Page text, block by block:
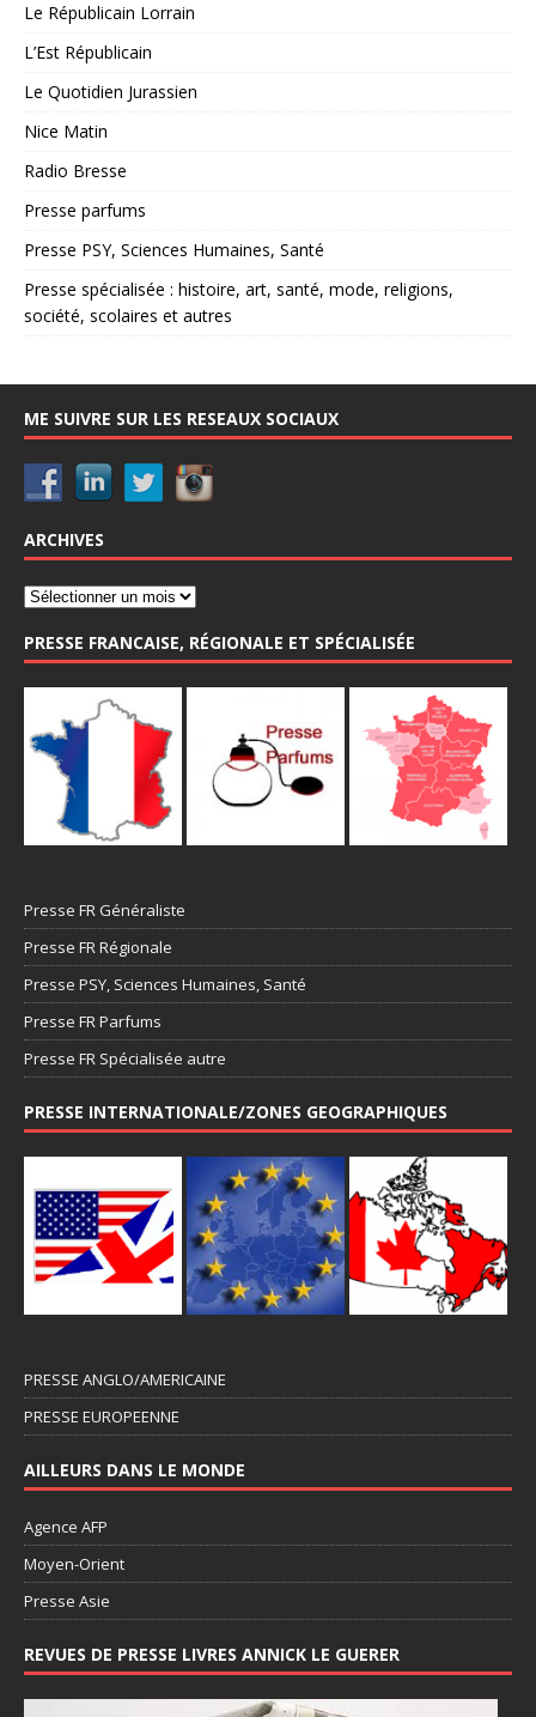
Le Républicain Lorrain
L’Est Républicain
Le Quotidien Jurassien
Nice Matin
Radio Bresse
Presse parfums
Presse PSY, Sciences Humaines, Santé
Presse spécialisée : histoire, art, santé, mode, religions,
société, scolaires et autres
ME SUIVRE SUR LES RESEAUX SOCIAUX
ARCHIVES
PRESSE FRANCAISE, RÉGIONALE ET SPÉCIALISÉE
Presse FR Généraliste
Presse FR Régionale
Presse PSY, Sciences Humaines, Santé
Presse FR Parfums
Presse FR Spécialisée autre
PRESSE INTERNATIONALE/ZONES GEOGRAPHIQUES
PRESSE ANGLO/AMERICAINE
PRESSE EUROPEENNE
AILLEURS DANS LE MONDE
Agence AFP
Moyen-Orient
Presse Asie
REVUES DE PRESSE LIVRES ANNICK LE GUERER